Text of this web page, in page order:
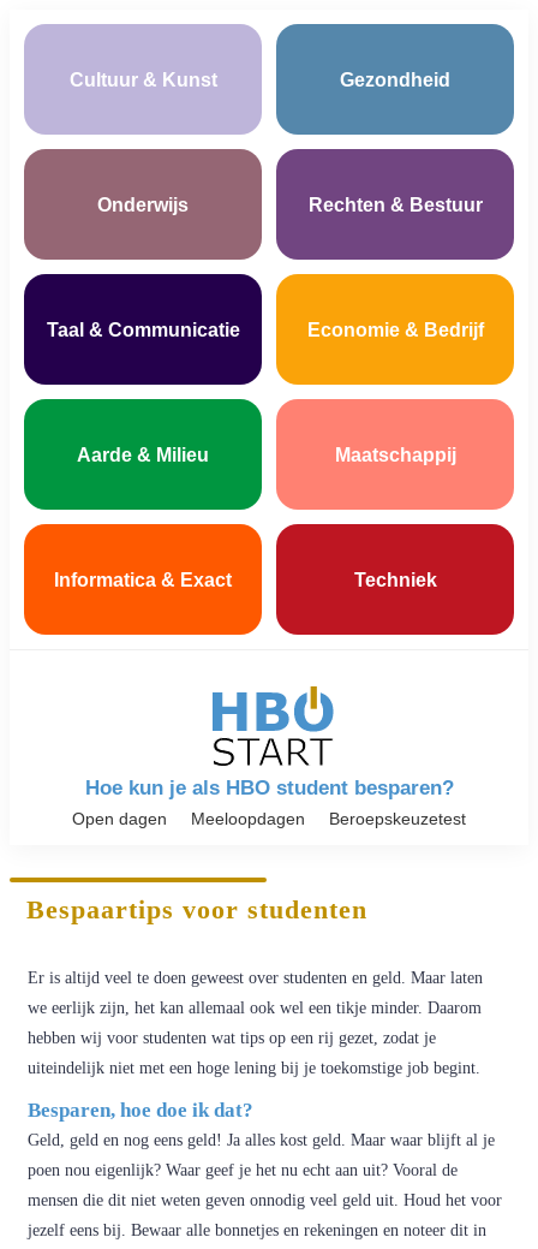
Cultuur & Kunst Gezondheid
Onderwijs Rechten & Bestuur
Taal & Communicatie Economie & Bedrijf
Aarde & Milieu Maatschappij
Informatica & Exact Techniek
Hoe kun je als HBO student besparen?
Open dagen Meeloopdagen Beroepskeuzetest
Bespaartips voor studenten
Er is altijd veel te doen geweest over studenten en geld. Maar laten
we eerlijk zijn, het kan allemaal ook wel een tikje minder. Daarom
hebben wij voor studenten wat tips op een rij gezet, zodat je
uiteindelijk niet met een hoge lening bij je toekomstige job begint.
Besparen, hoe doe ik dat?
Geld, geld en nog eens geld! Ja alles kost geld. Maar waar blijft al je
poen nou eigenlijk? Waar geef je het nu echt aan uit? Vooral de
mensen die dit niet weten geven onnodig veel geld uit. Houd het voor
jezelf eens bij. Bewaar alle bonnetjes en rekeningen en noteer dit in